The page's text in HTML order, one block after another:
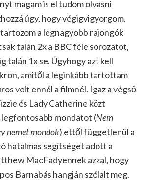
magam is el tudom olvasni
úgy, hogy végigvigyorgom.
a legnagyobb rajongók
talán 2x a BBC féle sorozatot,
talán 1x se. Úgyhogy azt kell
amitől a leginkább tartottam
volt ennél a filmnél. Igaz a végső
és Lady Catherine közt
mondatot (Nem
nemet mondok) ettől függetlenül a
hatalmas segítséget adott a
MacFadyennek azzal, hogy
Barnabás hangján szólalt meg.